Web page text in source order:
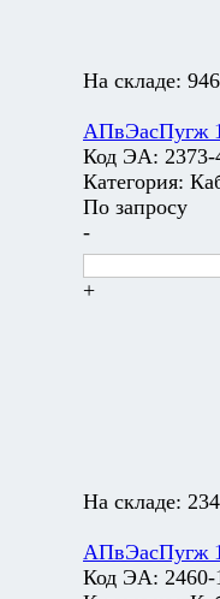
На складе:
АПвЭасПугж
Код ЭА: 2373-
Категория:
По запросу
-
+
На складе:
АПвЭасПугж
Код ЭА: 2460-